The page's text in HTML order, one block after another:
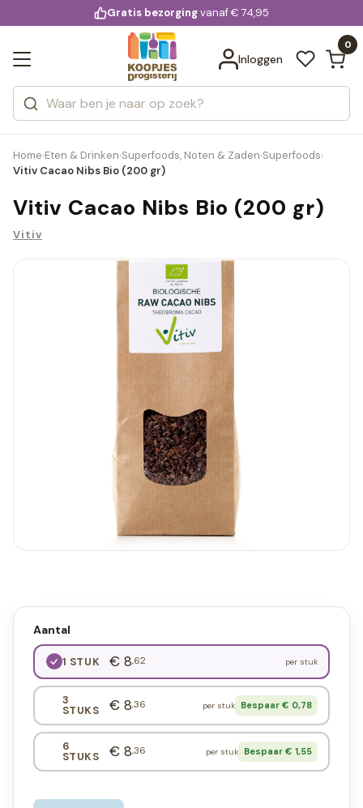
voor 20:00 uur besteld
Gratis bezorgingvanaf € 74,95
Inloggen
0
Zoeken
Categorieën
Merken
Bekijk alle resultaten
Home›Eten & Drinken›Superfoods, Noten & Zaden›Superfoods›
Vitiv Cacao Nibs Bio (200 gr)
Vitiv Cacao Nibs Bio (200 gr)
Vitiv
Aantal
1 STUK € 8,62 per stuk
3
STUKS € 8,36 per stuk Bespaar € 0,78
6
STUKS € 8,36 per stuk Bespaar € 1,55